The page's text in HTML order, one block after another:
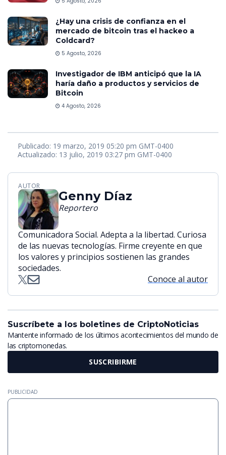
¿Hay una crisis de confianza en el
mercado de bitcoin tras el hackeo a
Coldcard?
5 Agosto, 2026
Investigador de IBM anticipó que la IA
haría daño a productos y servicios de
Bitcoin
4 Agosto, 2026
Publicado: 19 marzo, 2019 05:20 pm GMT-0400
Actualizado: 13 julio, 2019 03:27 pm GMT-0400
AUTOR
Genny Díaz
Reportero
Comunicadora Social. Adepta a la libertad. Curiosa
de las nuevas tecnologías. Firme creyente en que
los valores y principios sostienen las grandes
sociedades.
Conoce al autor
Suscríbete a los boletines de CriptoNoticias
Mantente informado de los últimos acontecimientos del mundo de
las criptomonedas.
SUSCRIBIRME
PUBLICIDAD